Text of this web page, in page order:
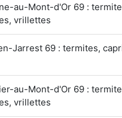
au-Mont-d'Or 69 :
vrillettes
Jarrest 69 : termites,
au-Mont-d'Or 69 :
vrillettes